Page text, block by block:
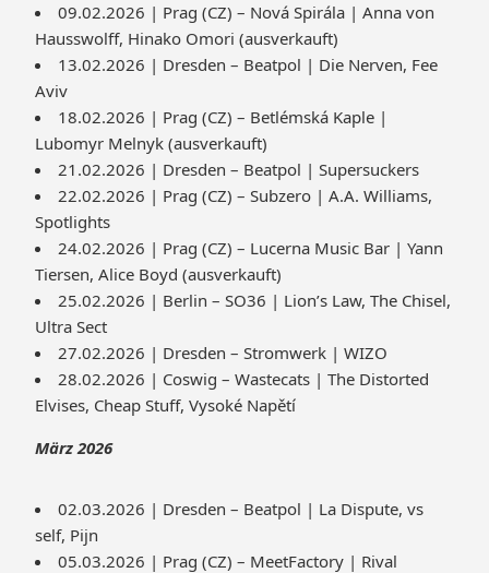
09.02.2026 | Prag (CZ) – Nová Spirála | Anna von
Hausswolff, Hinako Omori (ausverkauft)
13.02.2026 | Dresden – Beatpol | Die Nerven, Fee
Aviv
18.02.2026 | Prag (CZ) – Betlémská Kaple |
Lubomyr Melnyk (ausverkauft)
21.02.2026 | Dresden – Beatpol | Supersuckers
22.02.2026 | Prag (CZ) – Subzero | A.A. Williams,
Spotlights
24.02.2026 | Prag (CZ) – Lucerna Music Bar | Yann
Tiersen, Alice Boyd (ausverkauft)
25.02.2026 | Berlin – SO36 | Lion’s Law, The Chisel,
Ultra Sect
27.02.2026 | Dresden – Stromwerk | WIZO
28.02.2026 | Coswig – Wastecats | The Distorted
Elvises, Cheap Stuff, Vysoké Napětí
März 2026
02.03.2026 | Dresden – Beatpol | La Dispute, vs
self, Pijn
05.03.2026 | Prag (CZ) – MeetFactory | Rival